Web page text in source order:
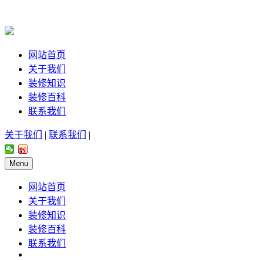
网站首页
关于我们
装修知识
装修百科
联系我们
关于我们 | 联系我们 |
Menu
网站首页
关于我们
装修知识
装修百科
联系我们